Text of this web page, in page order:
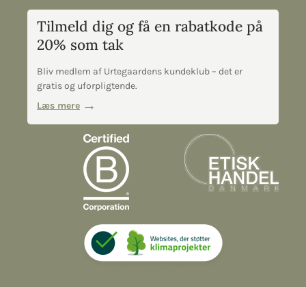
Tilmeld dig og få en rabatkode på
20% som tak
Bliv medlem af Urtegaardens kundeklub – det er
gratis og uforpligtende.
Læs mere